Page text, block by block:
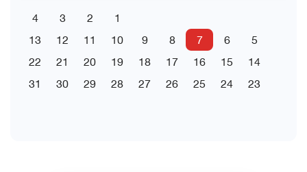
1
2
3
4
5
6
7
8
9
10
11
12
13
14
15
16
17
18
19
20
21
22
23
24
25
26
27
28
29
30
31